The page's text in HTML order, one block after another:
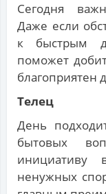
Сегодня
Даже если
к быстрым
поможет
благоприятен
Телец
День
бытовых
инициативу
ненужных